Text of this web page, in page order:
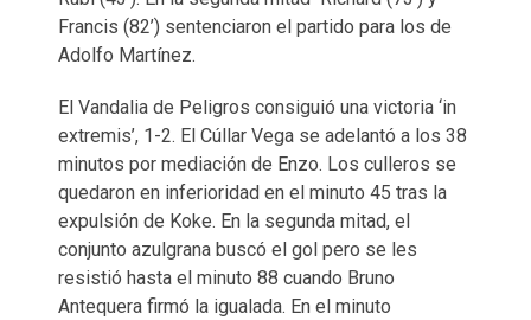
Francis (82’) sentenciaron el partido para los de
Adolfo Martínez.
El Vandalia de Peligros consiguió una victoria ‘in
extremis’, 1-2. El Cúllar Vega se adelantó a los 38
minutos por mediación de Enzo. Los culleros se
quedaron en inferioridad en el minuto 45 tras la
expulsión de Koke. En la segunda mitad, el
conjunto azulgrana buscó el gol pero se les
resistió hasta el minuto 88 cuando Bruno
Antequera firmó la igualada. En el minuto